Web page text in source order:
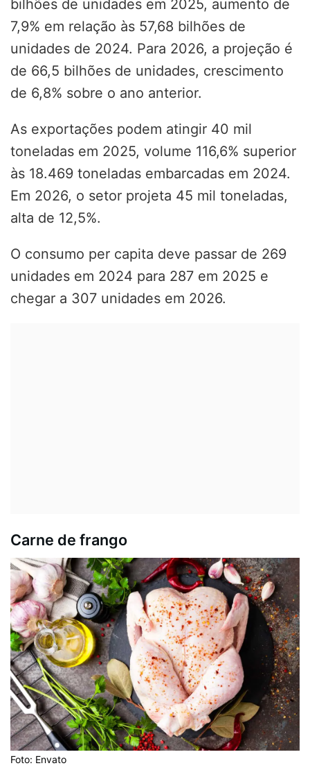
bilhões de unidades em 2025, aumento de
7,9% em relação às 57,68 bilhões de
unidades de 2024. Para 2026, a projeção é
de 66,5 bilhões de unidades, crescimento
de 6,8% sobre o ano anterior.
As exportações podem atingir 40 mil
toneladas em 2025, volume 116,6% superior
às 18.469 toneladas embarcadas em 2024.
Em 2026, o setor projeta 45 mil toneladas,
alta de 12,5%.
O consumo per capita deve passar de 269
unidades em 2024 para 287 em 2025 e
chegar a 307 unidades em 2026.
Carne de frango
Foto: Envato